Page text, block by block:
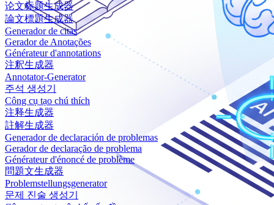
论文标题生成器
論文標題生成器
Generador de citas
Gerador de Anotações
Générateur d'annotations
注釈生成器
Annotator-Generator
주석 생성기
Công cụ tạo chú thích
注释生成器
註解生成器
Generador de declaración de problemas
Gerador de declaração de problema
Générateur d'énoncé de problème
問題文生成器
Problemstellungsgenerator
문제 진술 생성기